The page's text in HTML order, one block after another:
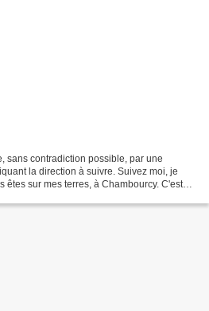
sans contradiction possible, par une
la direction à suivre. Suivez moi, je
êtes sur mes terres, à Chambourcy. C'est